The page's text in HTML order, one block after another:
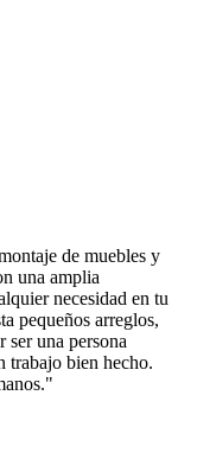
de muebles y
una amplia
necesidad en tu
pequeños arreglos,
una persona
trabajo bien hecho.